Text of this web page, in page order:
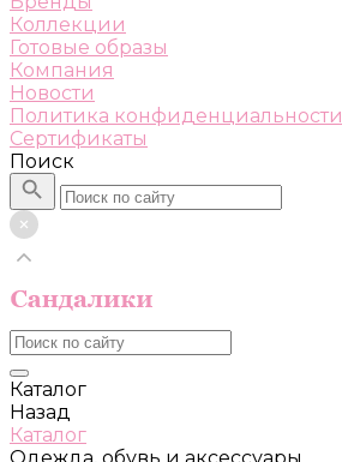
Коллекции
Готовые образы
Компания
Новости
Политика конфиденциальности
Сертификаты
Поиск
Каталог
Назад
Каталог